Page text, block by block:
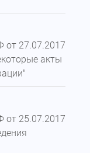
от 27.07.2017
акты
от 25.07.2017